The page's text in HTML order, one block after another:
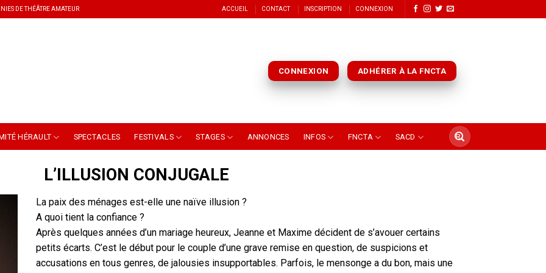
DE THÉÂTRE AMATEUR ACCUEIL CONTACT INSCRIPTION CONNEXION
CONNEXION ADHÉRER À LA FNCTA
HÉRAULT SPECTACLES FESTIVALS STAGES ANNONCES INFOS FNCTA SACD
L’ILLUSION CONJUGALE
La paix des ménages est-elle une naïve illusion ?
A quoi tient la confiance ?
Après quelques années d’un mariage heureux, Jeanne et Maxime décident de s’avouer certains
petits écarts. C’est le début pour le couple d’une grave remise en question, de suspicions et
accusations en tous genres, de jalousies insupportables. Parfois, le mensonge a du bon, mais une